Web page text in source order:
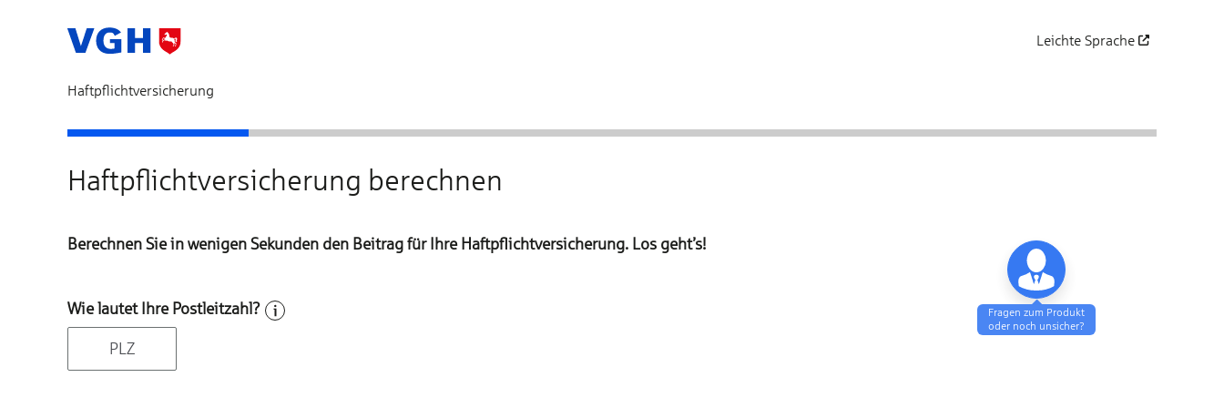
Leichte Sprache
Haftpflichtversicherung
Haftpflichtversicherung Persönliche Daten Vorversicherung Zahlung und DatenschutzVertragsgrundlagen Zusammenfassung
Fragen zum Produkt
oder noch unsicher?
Haftpflichtversicherung berechnen
Berechnen Sie in wenigen Sekunden den Beitrag für Ihre Haftpflichtversicherung. Los geht’s!
Wie lautet Ihre Postleitzahl?